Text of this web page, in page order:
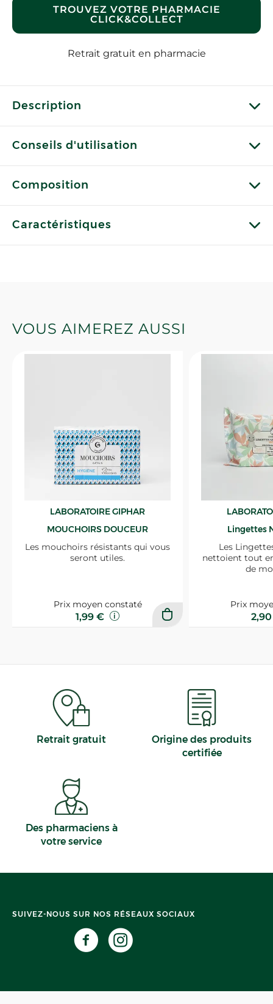
TROUVEZ VOTRE PHARMACIE
CLICK&COLLECT
Retrait gratuit en pharmacie
Description
Conseils d'utilisation
Composition
Caractéristiques
VOUS AIMEREZ AUSSI
LABORATOIRE GIPHAR
MOUCHOIRS DOUCEUR
Les mouchoirs résistants qui vous
seront utiles.
Prix moyen constaté
1,99 €
Lingettes
Les
nettoient tout
de
Prix
Retrait gratuit
Origine des produits
certifiée
Des pharmaciens à
votre service
SUIVEZ-NOUS SUR NOS RÉSEAUX SOCIAUX